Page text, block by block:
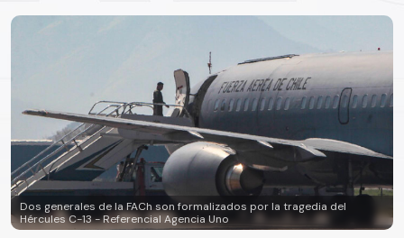
Dos generales de la FACh son formalizados por la tragedia del
Hércules C-13 - Referencial Agencia Uno